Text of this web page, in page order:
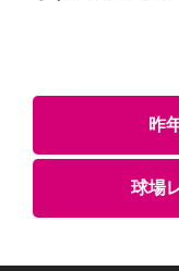
昨
球場